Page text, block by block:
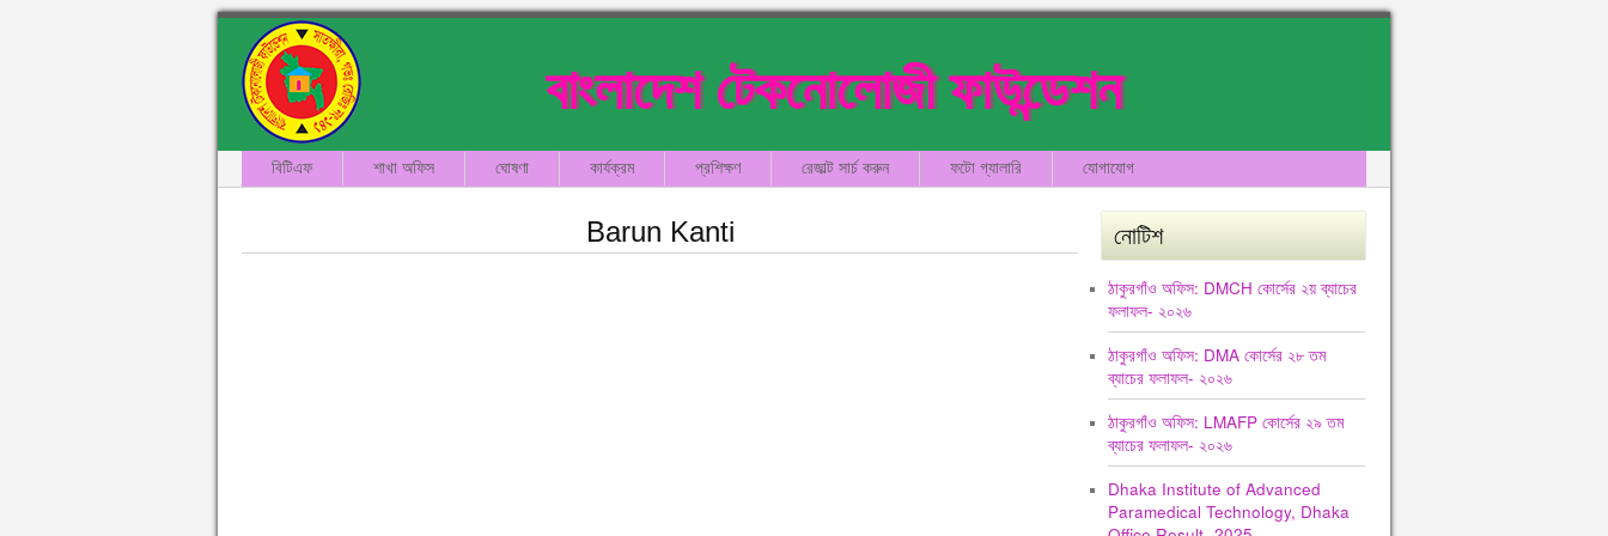
বাংলাদেশ টেকনোলোজী ফাউন্ডেশন
বিটিএফ শাখা অফিস ঘোষণা কার্যক্রম প্রশিক্ষণ রেজাল্ট সার্চ করুন ফটো গ্যালারি যোগাযোগ
Barun Kanti নোটিশ
ঠাকুরগাঁও অফিস: DMCH কোর্সের ২য় ব্যাচের
ফলাফল- ২০২৬
ঠাকুরগাঁও অফিস: DMA কোর্সের ২৮ তম
ব্যাচের ফলাফল- ২০২৬
ঠাকুরগাঁও অফিস: LMAFP কোর্সের ২৯ তম
ব্যাচের ফলাফল- ২০২৬
Dhaka Institute of Advanced
Paramedical Technology, Dhaka